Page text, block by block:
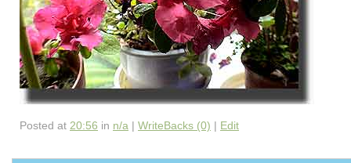
Posted at 20:56 in n/a | WriteBacks (0) | Edit